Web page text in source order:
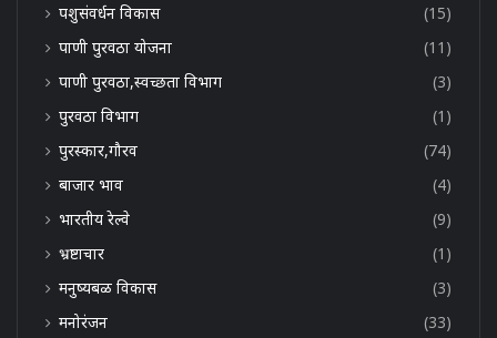
पशुसंवर्धन विकास
(15)
पाणी पुरवठा योजना
(11)
पाणी पुरवठा,स्वच्छता विभाग
(3)
पुरवठा विभाग
(1)
पुरस्कार,गौरव
(74)
बाजार भाव
(4)
भारतीय रेल्वे
(9)
भ्रष्टाचार
(1)
मनुष्यबळ विकास
(3)
मनोरंजन
(33)